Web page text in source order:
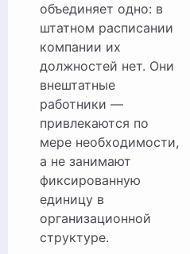
объединяет одно: в
штатном расписании
компании их
должностей нет. Они
внештатные
работники —
привлекаются по
мере необходимости,
а не занимают
фиксированную
единицу в
организационной
структуре.